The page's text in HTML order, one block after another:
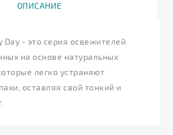
ОПИСАНИЕ
Day - это серия освежителей
на основе натуральных
легко устраняют
оставляя свой тонкий и